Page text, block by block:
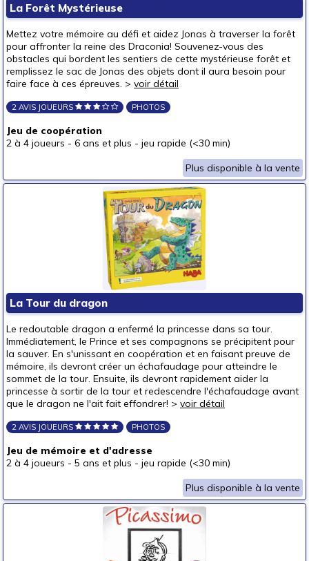
un bébé (0-3 ans)
un p'tit bout (3-6 ans)
(3)
un junior (6-8 ans)
un jeune ado (8-12 ans)
un ado (12-16 ans)
un adulte (16 ans et +)
autour de 5 €
(2)
autour de 30 €
(3)
autour de 40 €
(2)
autour de 50 €
50 € et au-delà
La Forêt Mystérieuse
Mettez votre mémoire au défi et aidez Jonas à traverser la forêt
pour affronter la reine des Draconia! Souvenez-vous des
obstacles qui bordent les sentiers de cette mystérieuse forêt et
remplissez le sac de Jonas des objets dont il aura besoin pour
faire face à ces épreuves. > voir détail
2 AVIS JOUEURS PHOTOS
Jeu de coopération
2 à 4 joueurs - 6 ans et plus - jeu rapide (<30 min)
Plus disponible à la vente
La Tour du dragon
Le redoutable dragon a enfermé la princesse dans sa tour.
Immédiatement, le Prince et ses compagnons se précipitent pour
la sauver. En s'unissant en coopération et en faisant preuve de
mémoire, ils devront créer un échafaudage pour atteindre le
sommet de la tour. Ensuite, ils devront rapidement aider la
princesse à sortir de la tour et redescendre l'échafaudage avant
que le dragon ne l'ait fait effondrer! > voir détail
2 AVIS JOUEURS PHOTOS
Jeu de mémoire et d'adresse
2 à 4 joueurs - 5 ans et plus - jeu rapide (<30 min)
Plus disponible à la vente